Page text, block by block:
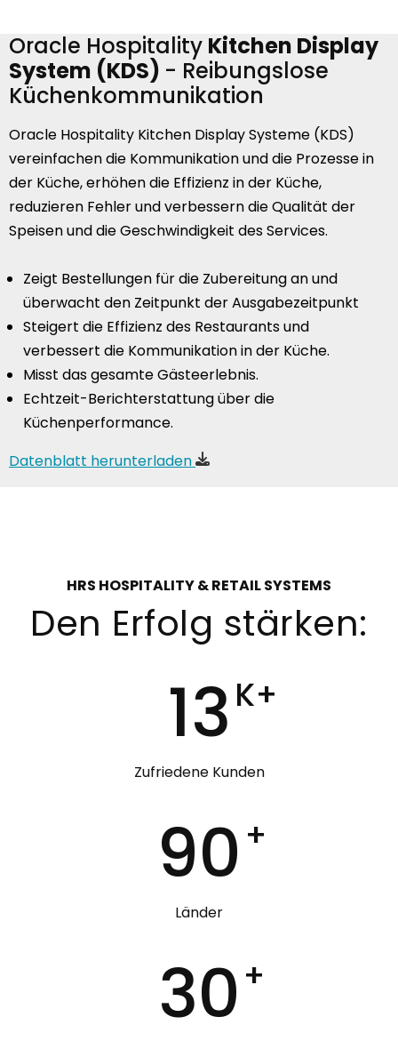
Oracle Hospitality Kitchen Display
System (KDS) - Reibungslose
Küchenkommunikation
Oracle Hospitality Kitchen Display Systeme (KDS)
vereinfachen die Kommunikation und die Prozesse in
der Küche, erhöhen die Effizienz in der Küche,
reduzieren Fehler und verbessern die Qualität der
Speisen und die Geschwindigkeit des Services.
Zeigt Bestellungen für die Zubereitung an und
überwacht den Zeitpunkt der Ausgabezeitpunkt
Steigert die Effizienz des Restaurants und
verbessert die Kommunikation in der Küche.
Misst das gesamte Gästeerlebnis.
Echtzeit-Berichterstattung über die
Küchenperformance.
Datenblatt herunterladen
HRS HOSPITALITY & RETAIL SYSTEMS
Den Erfolg stärken:
13 K+
Zufriedene Kunden
90 +
Länder
30 +